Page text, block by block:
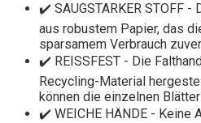
✔️ SAUGSTARKER STOFF -
aus robustem Papier, das
sparsamem Verbrauch
✔️ REISSFEST - Die
Recycling-Material
können die einzelnen
✔️ WEICHE HÄNDE - Keine